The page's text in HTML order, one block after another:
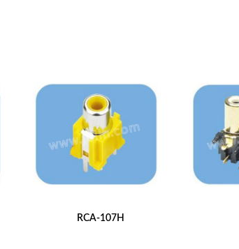
RCA-107H